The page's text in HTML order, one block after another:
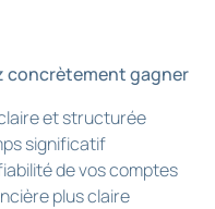
concrètement gagner
et structurée
significatif
de vos comptes
plus claire